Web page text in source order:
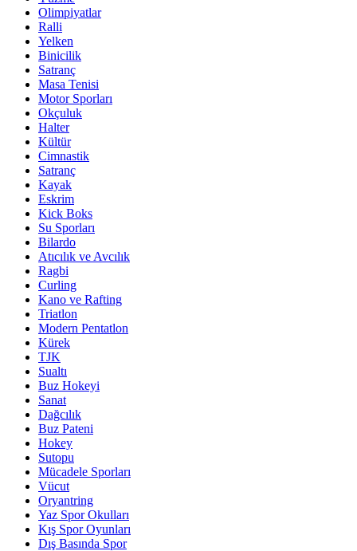
Olimpiyatlar
Ralli
Yelken
Binicilik
Satranç
Masa Tenisi
Motor Sporları
Okçuluk
Halter
Kültür
Cimnastik
Satranç
Kayak
Eskrim
Kick Boks
Su Sporları
Bilardo
Atıcılık ve Avcılık
Ragbi
Curling
Kano ve Rafting
Triatlon
Modern Pentatlon
Kürek
TJK
Sualtı
Buz Hokeyi
Sanat
Dağcılık
Buz Pateni
Hokey
Sutopu
Mücadele Sporları
Vücut
Oryantring
Yaz Spor Okulları
Kış Spor Oyunları
Dış Basında Spor